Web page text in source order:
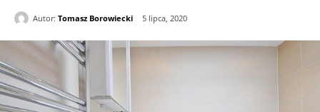
Autor: Tomasz Borowiecki 5 lipca, 2020